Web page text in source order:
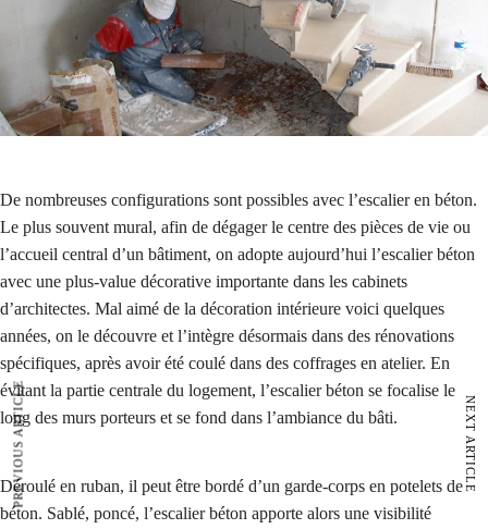
De nombreuses configurations sont possibles avec l’escalier en béton.
Le plus souvent mural, afin de dégager le centre des pièces de vie ou
l’accueil central d’un bâtiment, on adopte aujourd’hui l’escalier béton
avec une plus-value décorative importante dans les cabinets
d’architectes. Mal aimé de la décoration intérieure voici quelques
années, on le découvre et l’intègre désormais dans des rénovations
spécifiques, après avoir été coulé dans des coffrages en atelier. En
évitant la partie centrale du logement, l’escalier béton se focalise le
long des murs porteurs et se fond dans l’ambiance du bâti.
Déroulé en ruban, il peut être bordé d’un garde-corps en potelets de
béton. Sablé, poncé, l’escalier béton apporte alors une visibilité
PREVIOUS ARTICLE NEXT ARTICLE